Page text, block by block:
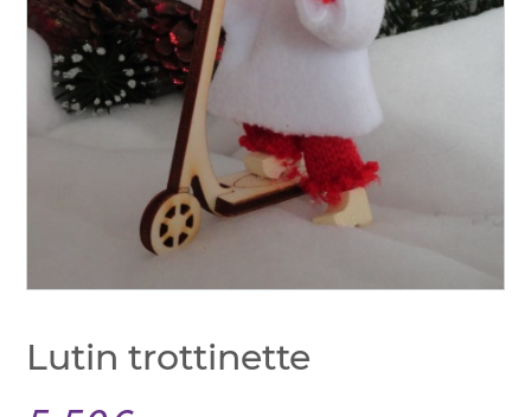
Lutin trottinette